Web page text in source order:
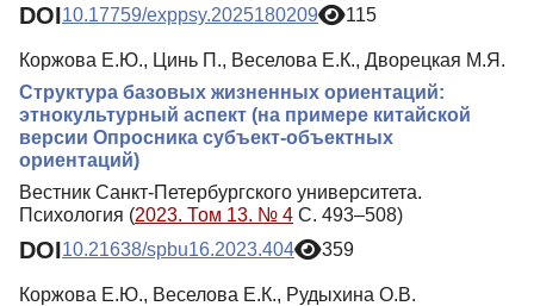
DOI10.17759/exppsy.2025180209 115
Коржова Е.Ю., Цинь П., Веселова Е.К., Дворецкая М.Я.
Структура базовых жизненных ориентаций:
этнокультурный аспект (на примере китайской
версии Опросника субъект-объектных
ориентаций)
Вестник Санкт-Петербургского университета.
Психология (2023. Том 13. № 4 С. 493–508)
DOI10.21638/spbu16.2023.404 359
Коржова Е.Ю., Веселова Е.К., Рудыхина О.В.